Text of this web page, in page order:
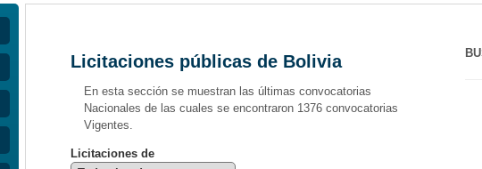
Licitaciones públicas de Bolivia
En esta sección se muestran las últimas convocatorias
Nacionales de las cuales se encontraron 1376 convocatorias
Vigentes.
Licitaciones de